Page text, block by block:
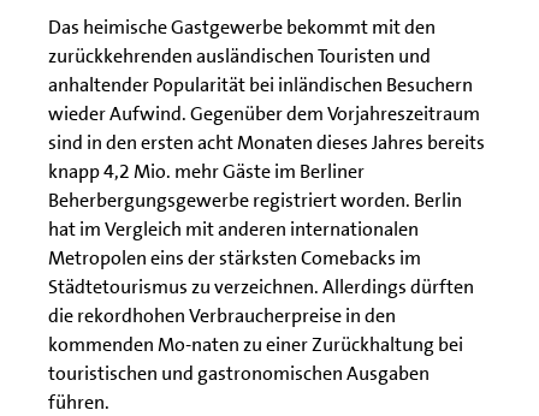
Das heimische Gastgewerbe bekommt mit den
zurückkehrenden ausländischen Touristen und
anhaltender Popularität bei inländischen Besuchern
wieder Aufwind. Gegenüber dem Vorjahreszeitraum
sind in den ersten acht Monaten dieses Jahres bereits
knapp 4,2 Mio. mehr Gäste im Berliner
Beherbergungsgewerbe registriert worden. Berlin
hat im Vergleich mit anderen internationalen
Metropolen eins der stärksten Comebacks im
Städtetourismus zu verzeichnen. Allerdings dürften
die rekordhohen Verbraucherpreise in den
kommenden Mo-naten zu einer Zurückhaltung bei
touristischen und gastronomischen Ausgaben
führen.